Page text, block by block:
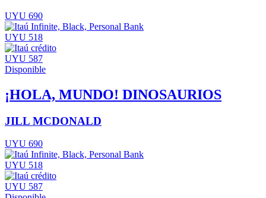
UYU 690
UYU 518
UYU 587
Disponible
¡HOLA, MUNDO! DINOSAURIOS
JILL MCDONALD
UYU 690
UYU 518
UYU 587